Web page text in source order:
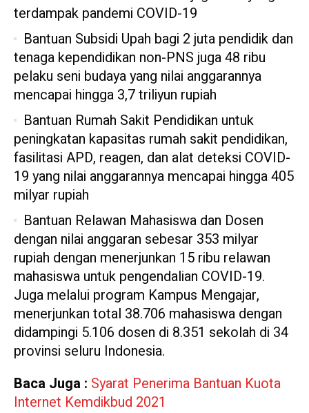
terdampak pandemi COVID-19
Bantuan Subsidi Upah bagi 2 juta pendidik dan
tenaga kependidikan non-PNS juga 48 ribu
pelaku seni budaya yang nilai anggarannya
mencapai hingga 3,7 triliyun rupiah
Bantuan Rumah Sakit Pendidikan untuk
peningkatan kapasitas rumah sakit pendidikan,
fasilitasi APD, reagen, dan alat deteksi COVID-
19 yang nilai anggarannya mencapai hingga 405
milyar rupiah
Bantuan Relawan Mahasiswa dan Dosen
dengan nilai anggaran sebesar 353 milyar
rupiah dengan menerjunkan 15 ribu relawan
mahasiswa untuk pengendalian COVID-19.
Juga melalui program Kampus Mengajar,
menerjunkan total 38.706 mahasiswa dengan
didampingi 5.106 dosen di 8.351 sekolah di 34
provinsi seluru Indonesia.
Baca Juga : Syarat Penerima Bantuan Kuota
Internet Kemdikbud 2021